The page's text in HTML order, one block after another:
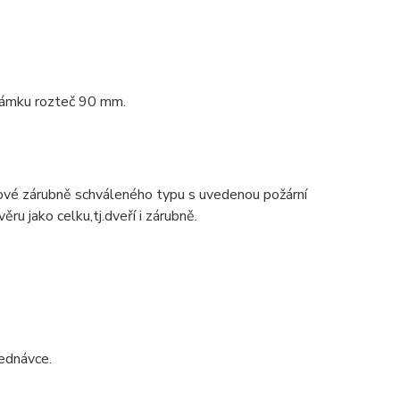
rozteč 90 mm.
zárubně schváleného typu s uvedenou požární
jako celku,tj.dveří i zárubně.